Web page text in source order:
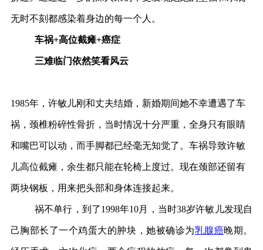
无时不刻都感染着身边的每一个人。
车祸+高位截瘫+癌症
三难临门依然笑看风云
1985年，许敏儿刚和丈夫结婚，新婚期间她不幸遭遇了车
祸，颈椎粉碎性骨折，当时情况十分严重，全身只有眼睛
和嘴巴可以动，而手脚都已经毫无知觉了。车祸导致许敏
儿高位截瘫，余生都只能在轮椅上度过。现在颈部还留有
两块钢板，用来把头部和身体连接起来。
祸不单行，到了1998年10月，当时38岁许敏儿发现自
己胸部长了一个鸡蛋大的肿块，她被确诊为乳腺癌晚期。